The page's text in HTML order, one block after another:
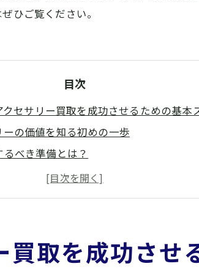
ひご覧ください。
目次
セサリー買取を成功させるための基本
ーの価値を知る初めの一歩
るべき準備とは？
買取市場を理解する
目指すための交渉術
買取相場を調査しよう
のプロが教える橿原市での最適な業者
取を成功させ